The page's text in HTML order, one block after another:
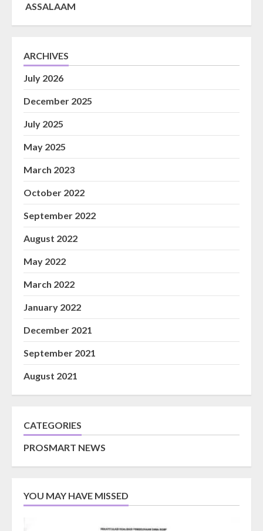
ASSALAAM
ARCHIVES
July 2026
December 2025
July 2025
May 2025
March 2023
October 2022
September 2022
August 2022
May 2022
March 2022
January 2022
December 2021
September 2021
August 2021
CATEGORIES
PROSMART NEWS
YOU MAY HAVE MISSED